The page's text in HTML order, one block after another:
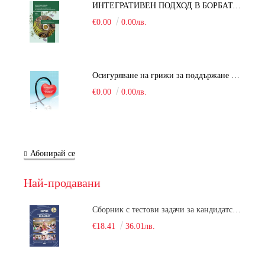
ИНТЕГРАТИВЕН ПОДХОД В БОРБАТА С COVID-19: От патогенезата на Sars-Cov-2 до фитомедицината и етноботаниката. Антивирусна активност и терапевтичен потенциал на българските лечебни растения
€0.00
0.00лв.
Осигуряване на грижи за поддържане на здравното състояние на уязвимите групи от населени
€0.00
0.00лв.
Абонирай се
Най-продавани
Сборник с тестови задачи за кандидатстудентски изпит по биология върху учебния материал за задължителна и профилирана подготовка, изучаван в средния курс на обучение. Част 1
€18.41
36.01лв.